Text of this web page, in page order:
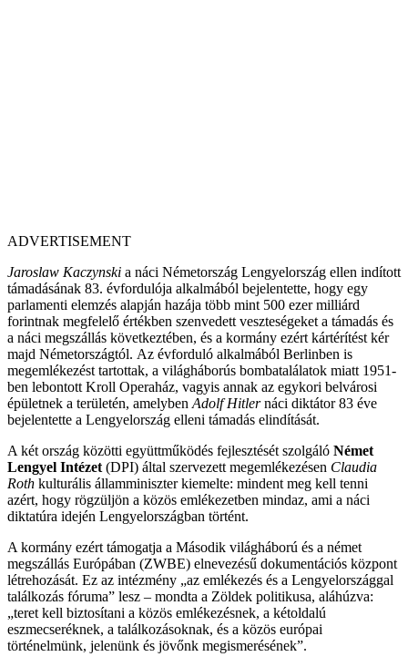
ADVERTISEMENT
Jaroslaw Kaczynski a náci Németország Lengyelország ellen indított
támadásának 83. évfordulója alkalmából bejelentette, hogy egy
parlamenti elemzés alapján hazája több mint 500 ezer milliárd
forintnak megfelelő értékben szenvedett veszteségeket a támadás és
a náci megszállás következtében, és a kormány ezért kártérítést kér
majd Németországtól. Az évforduló alkalmából Berlinben is
megemlékezést tartottak, a világháborús bombatalálatok miatt 1951-
ben lebontott Kroll Operaház, vagyis annak az egykori belvárosi
épületnek a területén, amelyben Adolf Hitlernáci diktátor 83 éve
bejelentette a Lengyelország elleni támadás elindítását.
A két ország közötti együttműködés fejlesztését szolgáló Német
Lengyel Intézet (DPI) által szervezett megemlékezésen Claudia
Roth kulturális államminiszter kiemelte: mindent meg kell tenni
azért, hogy rögzüljön a közös emlékezetben mindaz, ami a náci
diktatúra idején Lengyelországban történt.
A kormány ezért támogatja a Második világháború és a német
megszállás Európában (ZWBE) elnevezésű dokumentációs központ
létrehozását. Ez az intézmény „az emlékezés és a Lengyelországgal
találkozás fóruma” lesz – mondta a Zöldek politikusa, aláhúzva:
„teret kell biztosítani a közös emlékezésnek, a kétoldalú
eszmecseréknek, a találkozásoknak, és a közös európai
történelmünk, jelenünk és jövőnk megismerésének”.